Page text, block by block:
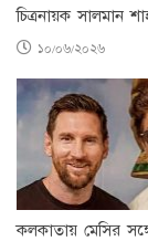
চিত্রনায়ক সালমান
১০/০৬/২০২৬
কলকাতায় মেসির